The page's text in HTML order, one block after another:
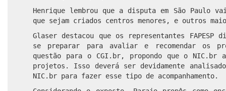
Henrique lembrou que a disputa em São Paulo
que sejam criados centros menores, e outros
Glaser destacou que os representantes FAPESP
se preparar para avaliar e recomendar os
questão para o CGI.br, propondo que o NIC.br
projetos. Isso deverá ser devidamente
NIC.br para fazer esse tipo de acompanhamento.